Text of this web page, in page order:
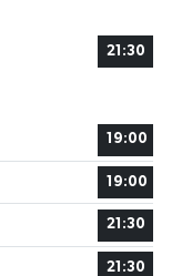
21:30
19:00
19:00
21:30
21:30